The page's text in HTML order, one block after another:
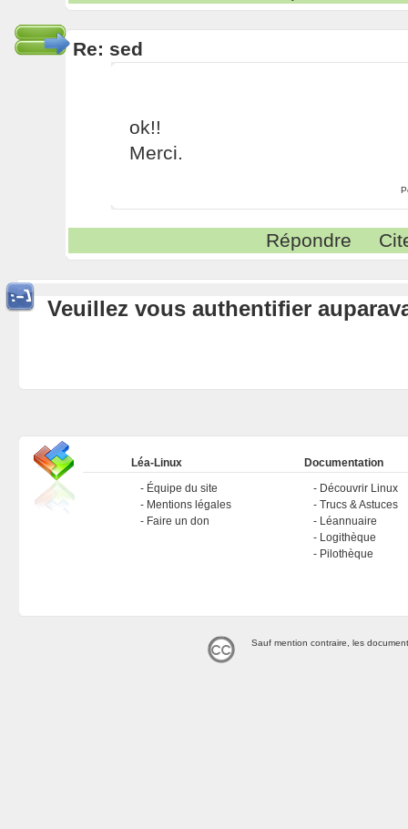
Re: sed
ok!!
Merci.
Répondre
Veuillez vous authentifier
Léa-Linux
Équipe du site
Mentions légales
Faire un don
Documentation
Découvrir Linux
Trucs & Astuces
Léannuaire
Logithèque
Pilothèque
Sauf mention contraire, les